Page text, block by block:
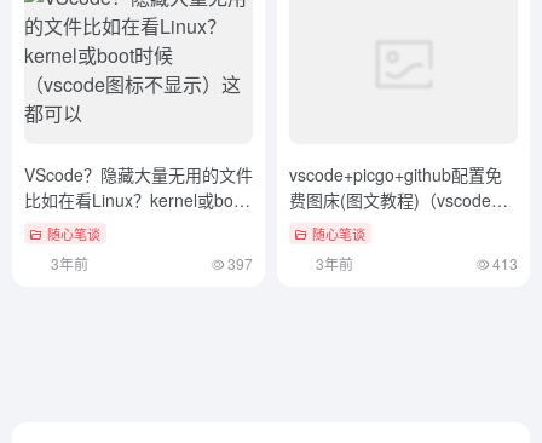
VScode？隐藏大量无用的文件
比如在看Linux？kernel或boot
时候（vscode图标不显示）这
随心笔谈
3年前 397
vscode+picgo+github配置免
费图床(图文教程)（vscode如
何使用pip）学到了
随心笔谈
3年前 413